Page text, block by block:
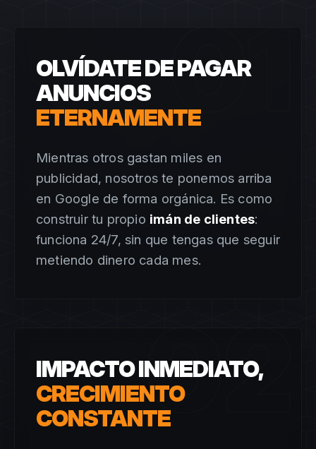
01
OLVÍDATE DE PAGAR
ANUNCIOS
ETERNAMENTE
Mientras otros gastan miles en
publicidad, nosotros te ponemos arriba
en Google de forma orgánica. Es como
construir tu propio imán de clientes:
funciona 24/7, sin que tengas que seguir
metiendo dinero cada mes.
02
IMPACTO INMEDIATO,
CRECIMIENTO
CONSTANTE